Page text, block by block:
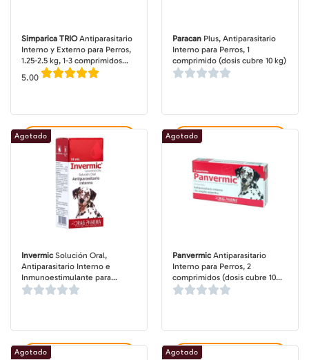
Simparica TRIOAntiparasitario
Interno y Externo para Perros,
1.25-2.5 kg, 1-3 comprimidos
masticables (dosis mensuales)
5.00
Agregar al carrito
Paracan Plus, Antiparasitario
Interno para Perros, 1
comprimido (dosis cubre 10 kg)
Agregar al carrito
InvermicSolución Oral,
Antiparasitario Interno e
Inmunoestimulante para
Perros, gotario de 10 ml
Agotado
Agregar al carrito
PanvermicAntiparasitario
Interno para Perros, 2
comprimidos (dosis cubre 10
kg)
Agotado
Agregar al carrito
Agotado Agotado